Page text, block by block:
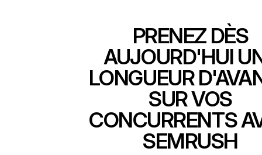
PRENEZ DÈS
AUJOURD'HUI
LONGUEUR
SUR VOS
CONCURRENTS
SEMRUSH